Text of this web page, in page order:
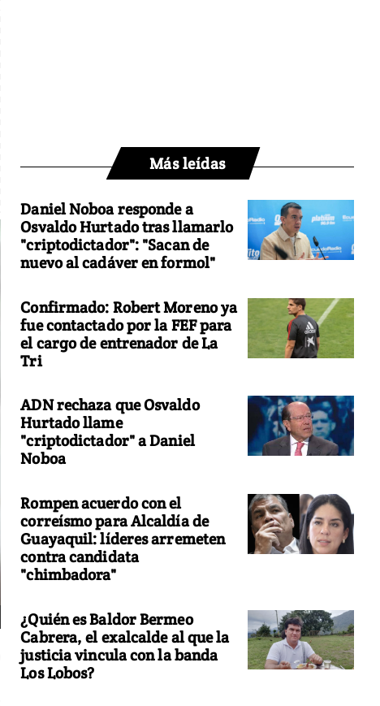
Más leídas
Daniel Noboa responde a
Osvaldo Hurtado tras llamarlo
"criptodictador": "Sacan de
nuevo al cadáver en formol"
Confirmado: Robert Moreno ya
fue contactado por la FEF para
el cargo de entrenador de La
Tri
ADN rechaza que Osvaldo
Hurtado llame
"criptodictador" a Daniel
Noboa
Rompen acuerdo con el
correísmo para Alcaldía de
Guayaquil: líderes arremeten
contra candidata
"chimbadora"
¿Quién es Baldor Bermeo
Cabrera, el exalcalde al que la
justicia vincula con la banda
Los Lobos?